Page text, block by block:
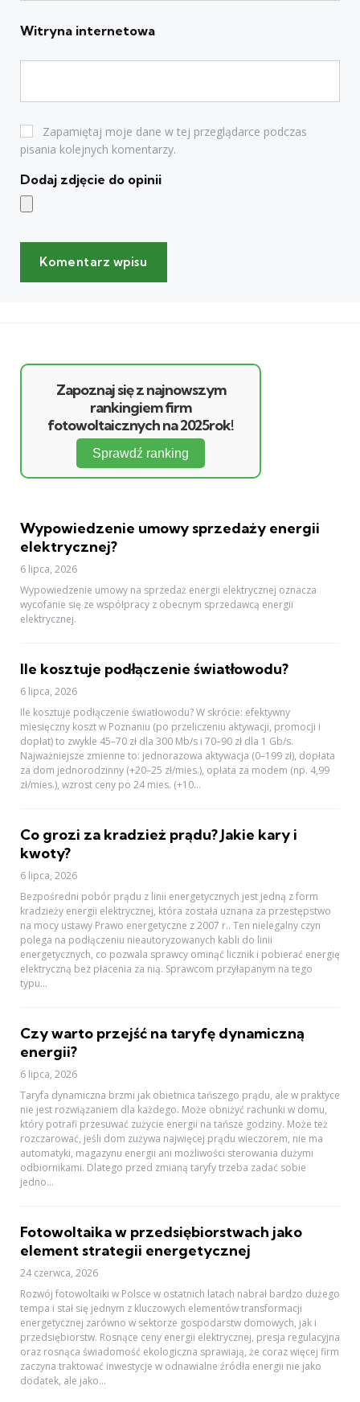
Witryna internetowa
Zapamiętaj moje dane w tej przeglądarce podczas
pisania kolejnych komentarzy.
Dodaj zdjęcie do opinii
Zapoznaj się z najnowszym
rankingiem firm
fotowoltaicznych na 2025rok!
Sprawdź ranking
Wypowiedzenie umowy sprzedaży energii
elektrycznej?
6 lipca, 2026
Wypowiedzenie umowy na sprzedaż energii elektrycznej oznacza
wycofanie się ze współpracy z obecnym sprzedawcą energii
elektrycznej.
Ile kosztuje podłączenie światłowodu?
6 lipca, 2026
Ile kosztuje podłączenie światłowodu? W skrócie: efektywny
miesięczny koszt w Poznaniu (po przeliczeniu aktywacji, promocji i
dopłat) to zwykle 45–70 zł dla 300 Mb/s i 70–90 zł dla 1 Gb/s.
Najważniejsze zmienne to: jednorazowa aktywacja (0–199 zł), dopłata
za dom jednorodzinny (+20–25 zł/mies.), opłata za modem (np. 4,99
zł/mies.), wzrost ceny po 24 mies. (+10...
Co grozi za kradzież prądu? Jakie kary i
kwoty?
6 lipca, 2026
Bezpośredni pobór prądu z linii energetycznych jest jedną z form
kradzieży energii elektrycznej, która została uznana za przestępstwo
na mocy ustawy Prawo energetyczne z 2007 r.. Ten nielegalny czyn
polega na podłączeniu nieautoryzowanych kabli do linii
energetycznych, co pozwala sprawcy ominąć licznik i pobierać energię
elektryczną bez płacenia za nią. Sprawcom przyłapanym na tego
typu...
Czy warto przejść na taryfę dynamiczną
energii?
6 lipca, 2026
Taryfa dynamiczna brzmi jak obietnica tańszego prądu, ale w praktyce
nie jest rozwiązaniem dla każdego. Może obniżyć rachunki w domu,
który potrafi przesuwać zużycie energii na tańsze godziny. Może też
rozczarować, jeśli dom zużywa najwięcej prądu wieczorem, nie ma
automatyki, magazynu energii ani możliwości sterowania dużymi
odbiornikami. Dlatego przed zmianą taryfy trzeba zadać sobie
jedno...
Fotowoltaika w przedsiębiorstwach jako
element strategii energetycznej
24 czerwca, 2026
Rozwój fotowoltaiki w Polsce w ostatnich latach nabrał bardzo dużego
tempa i stał się jednym z kluczowych elementów transformacji
energetycznej zarówno w sektorze gospodarstw domowych, jak i
przedsiębiorstw. Rosnące ceny energii elektrycznej, presja regulacyjna
oraz rosnąca świadomość ekologiczna sprawiają, że coraz więcej firm
zaczyna traktować inwestycje w odnawialne źródła energii nie jako
dodatek, ale jako...